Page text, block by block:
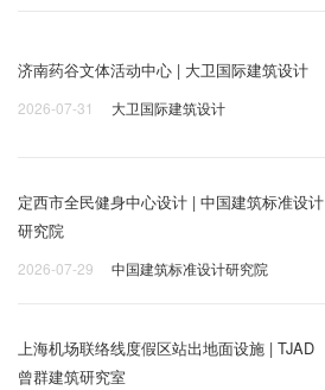
济南药谷文体活动中心 | 大卫国际建筑设计
2026-07-31 大卫国际建筑设计
定西市全民健身中心设计 | 中国建筑标准设计
研究院
2026-07-29 中国建筑标准设计研究院
上海机场联络线度假区站出地面设施 | TJAD
曾群建筑研究室